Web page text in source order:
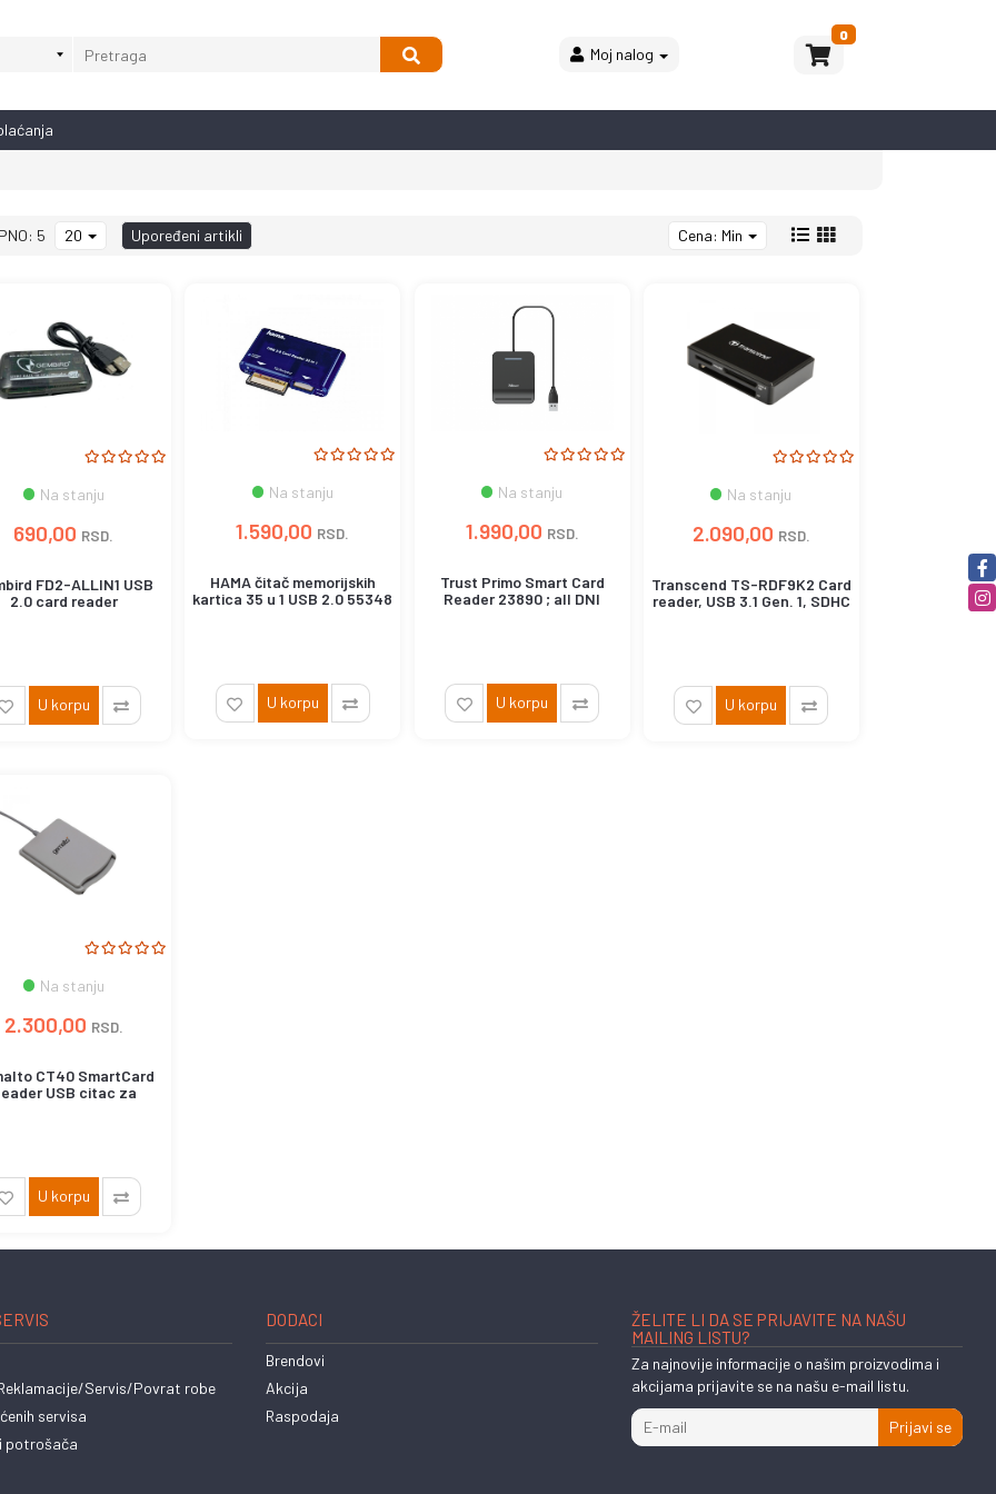
Moj nalog
0
5 20 Upoređeni artikli Cena: Min
Na stanju
690,00 RSD.
FD2-ALLIN1 USB
2.0 card reader
U korpu
Na stanju
1.590,00 RSD.
HAMA čitač memorijskih
kartica 35 u 1 USB 2.0 55348
U korpu
Na stanju
1.990,00 RSD.
Trust Primo Smart Card
Reader 23890 ; all DNI
U korpu
Na stanju
2.090,00 RSD.
Transcend TS-RDF9K2 Card
reader, USB 3.1 Gen. 1, SDHC
U korpu
Na stanju
2.300,00 RSD.
CT40 SmartCard
USB citac za
U korpu
Servis/Povrat robe
servisa
potrošača
DODACI
Brendovi
Akcija
Raspodaja
ŽELITE LI DA SE PRIJAVITE NA NAŠU
MAILING LISTU?
Za najnovije informacije o našim proizvodima i
akcijama prijavite se na našu e-mail listu.
Prijavi se